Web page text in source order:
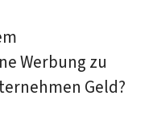
Werbung zu
Geld?